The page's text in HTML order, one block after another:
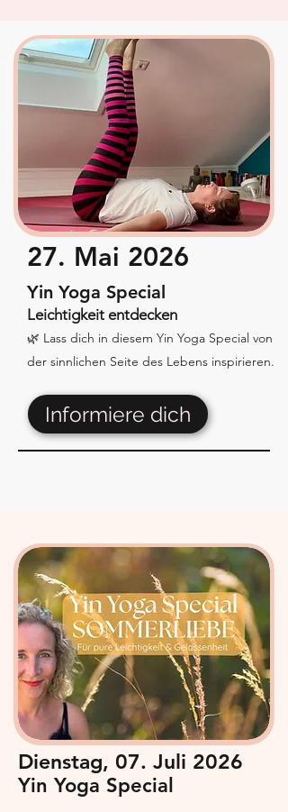
27. Mai 2026
Yin Yoga Special
Leichtigkeit entdecken
🌿 Lass dich in diesem Yin Yoga Special von
der sinnlichen Seite des Lebens inspirieren.
Informiere dich
Dienstag, 07. Juli 2026
Yin Yoga Special